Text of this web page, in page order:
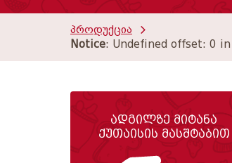
პროდუქცია
Notice: Undefined offset: 0 in
ადგილზე მიტანა
ქუთაისის მასშტაბით